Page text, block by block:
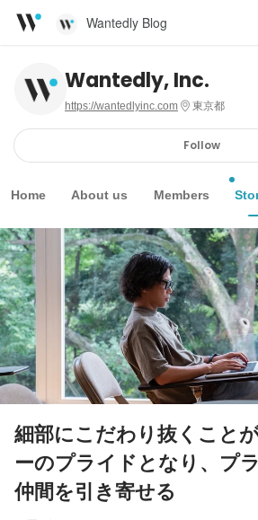
Wantedly Blog
Wantedly, Inc.
https://wantedlyinc.com 東京都
Follow
Home About us Members
細部にこだわり抜くこと
ーのプライドとなり、プ
仲間を引き寄せる